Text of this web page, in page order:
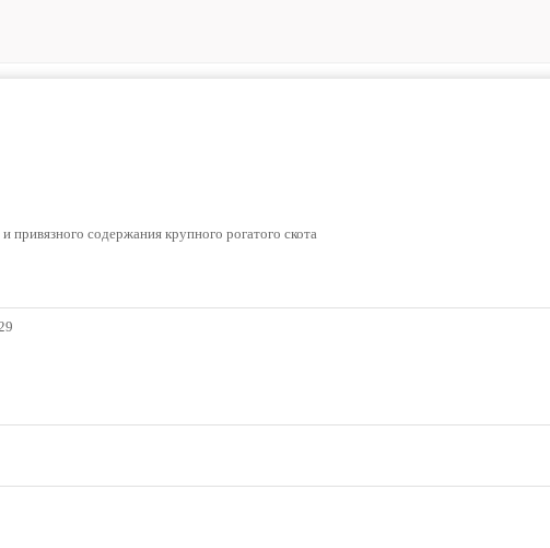
содержания крупного рогатого скота